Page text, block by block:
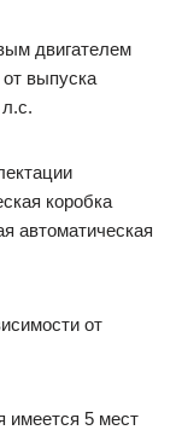
двигателем
выпуска
коробка
автоматическая
от
имеется 5 мест